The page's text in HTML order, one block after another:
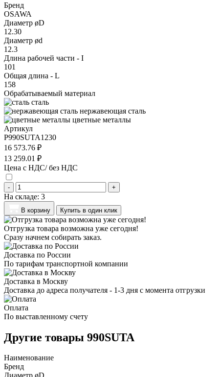
Бренд
OSAWA
Диаметр øD
12.30
Диаметр ød
12.3
Длина рабочей части - I
101
Общая длина - L
158
Обрабатываемый материал
сталь
нержавеющая сталь
цветные металлы
Артикул
P990SUTA1230
16 573.76 ₽
13 259.01 ₽
Цена с НДС/ без НДС
- +
На складе: 3
В корзину Купить в один клик
Отгрузка товара возможна уже сегодня!
Сразу начнем собирать заказ.
Доставка по России
По тарифам транспортной компании
Доставка в Москву
Доставка до адреса получателя - 1-3 дня с момента отгрузки
Оплата
По выставленному счету
Другие товары 990SUTA
Наименование
Бренд